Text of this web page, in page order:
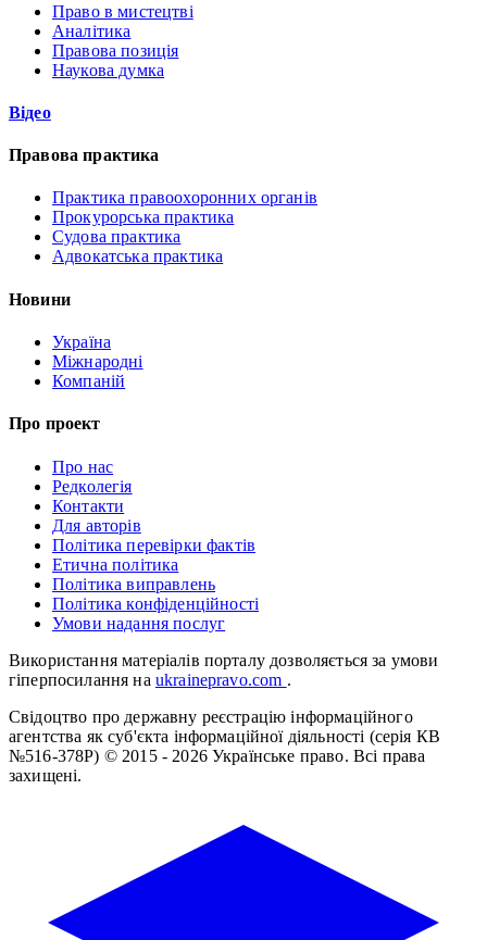
Право в мистецтві
Аналітика
Правова позиція
Наукова думка
Відео
Правова практика
Практика правоохоронних органів
Прокурорська практика
Судова практика
Адвокатська практика
Новини
Україна
Міжнародні
Компаній
Про проект
Про нас
Редколегія
Контакти
Для авторів
Політика перевірки фактів
Етична політика
Політика виправлень
Політика конфіденційності
Умови надання послуг
Використання матеріалів порталу дозволяється за умови
гіперпосилання на ukrainepravo.com .
Свідоцтво про державну реєстрацію інформаційного
агентства як суб'єкта інформаційної діяльності (серія КВ
№516-378Р) © 2015 - 2026 Українське право. Всі права
захищені.